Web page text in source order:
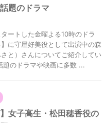
題のドラマ
ートした金曜よる10時のドラ
に守屋好美役として出演中の森
と）さんについてご紹介してい
題のドラマや映画に多数 ...
女子高生・松田穂香役の